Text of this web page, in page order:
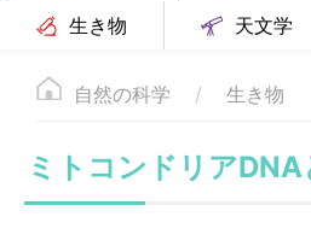
生き物
天文学
自然の科学 生き物
ミトコンドリア